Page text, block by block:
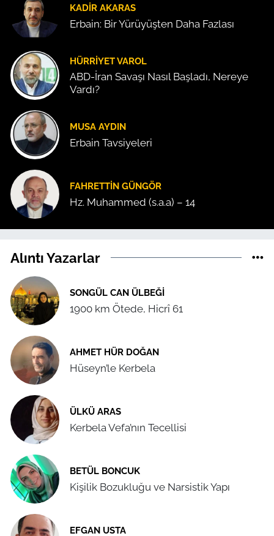
KADIR AKARAS
Erbain: Bir Yürüyüşten Daha Fazlası
HÜRRIYET VAROL
ABD-İran Savaşı Nasıl Başladı, Nereye
Vardı?
MUSA AYDIN
Erbain Tavsiyeleri
FAHRETTIN GÜNGÖR
Hz. Muhammed (s.a.a) – 14
Alıntı Yazarlar
SONGÜL CAN ÜLBEĞI
1900 km Ötede, Hicrî 61
AHMET HÜR DOĞAN
Hüseyn’le Kerbela
ÜLKÜ ARAS
Kerbela Vefa’nın Tecellisi
BETÜL BONCUK
Kişilik Bozukluğu ve Narsistik Yapı
EFGAN USTA